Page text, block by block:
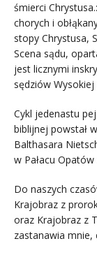
śmierci
chorych i
stopy Chrystusa,
Scena sądu,
jest licznymi
sędziów
Cykl jedenastu
biblijnej powstał
Balthasara
w Pałacu
Do naszych
Krajobraz z
oraz Krajobraz z
zastanawia mnie,